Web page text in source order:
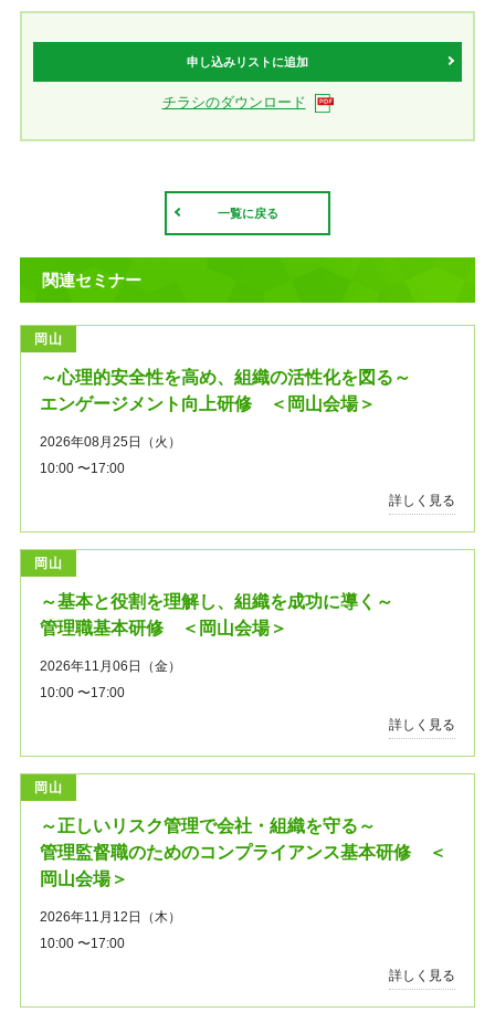
申し込みリストに追加
チラシのダウンロード
一覧に戻る
関連セミナー
岡山
～心理的安全性を高め、組織の活性化を図る～
エンゲージメント向上研修 ＜岡山会場＞
2026年08月25日（火）
10:00 〜17:00
詳しく見る
岡山
～基本と役割を理解し、組織を成功に導く～
管理職基本研修 ＜岡山会場＞
2026年11月06日（金）
10:00 〜17:00
詳しく見る
岡山
～正しいリスク管理で会社・組織を守る～
管理監督職のためのコンプライアンス基本研修 ＜
岡山会場＞
2026年11月12日（木）
10:00 〜17:00
詳しく見る